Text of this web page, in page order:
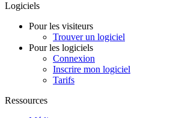
Logiciels
Pour les visiteurs
Trouver un logiciel
Pour les logiciels
Connexion
Inscrire mon logiciel
Tarifs
Ressources